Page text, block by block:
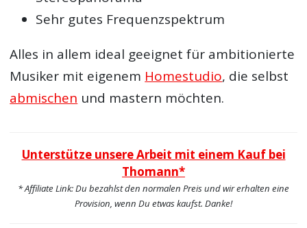
Sehr gutes Frequenzspektrum
Alles in allem ideal geeignet für ambitionierte
Musiker mit eigenem Homestudio, die selbst
abmischen und mastern möchten.
Unterstütze unsere Arbeit mit einem Kauf bei
Thomann*
* Affiliate Link: Du bezahlst den normalen Preis und wir erhalten eine
Provision, wenn Du etwas kaufst. Danke!